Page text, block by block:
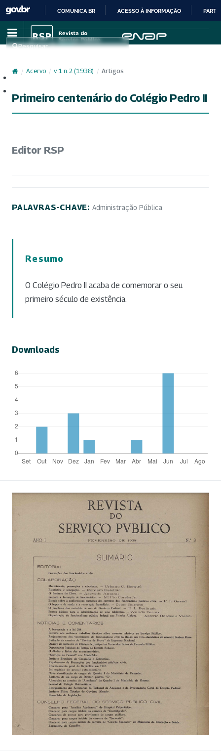
IR
PARA
CONTEÚDO
COMUNICA BR ACESSO À INFORMAÇÃO
Pesquisar
/ Acervo / v. 1 n. 2 (1938) / Artigos
Primeiro centenário do Colégio Pedro II
Editor RSP
PALAVRAS-CHAVE: Administração Pública
Resumo
O Colégio Pedro II acaba de comemorar o seu
primeiro século de existência.
Downloads